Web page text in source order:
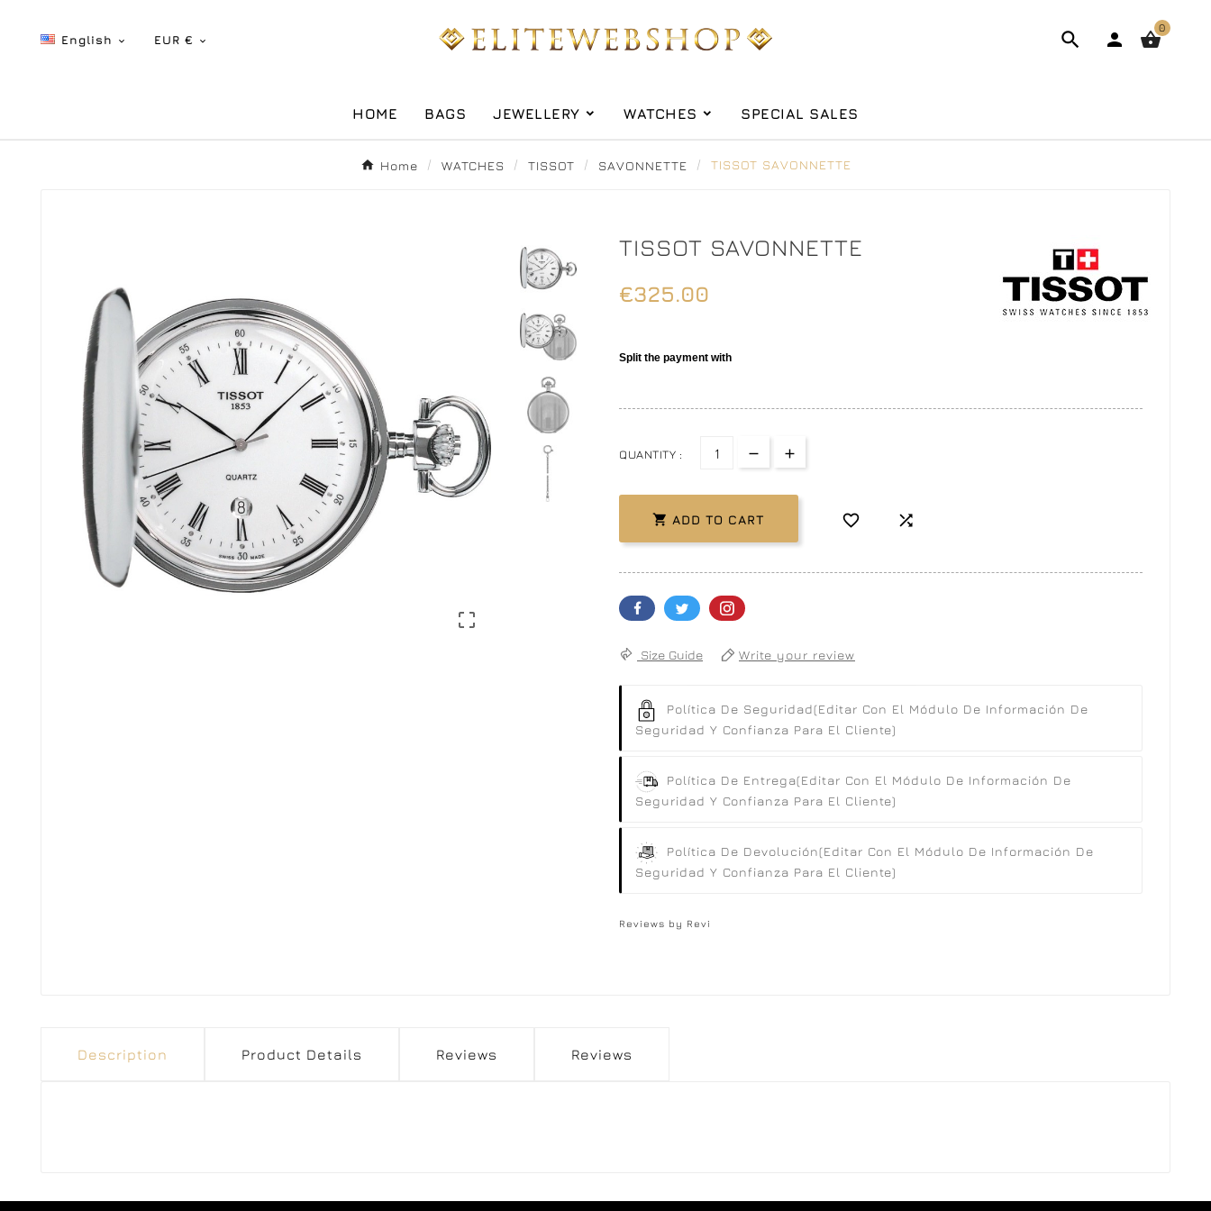
English  EUR €    
0
HOME BAGS JEWELLERY WATCHES SPECIAL SALES
Home WATCHES TISSOT SAVONNETTE TISSOT SAVONNETTE

TISSOT SAVONNETTE
€325.00
QUANTITY :
 ADD TO CART  
Size Guide Write your review
Política De Seguridad(editar Con El Módulo De Información De
Seguridad Y Confianza Para El Cliente)
Política De Entrega(editar Con El Módulo De Información De
Seguridad Y Confianza Para El Cliente)
Política De Devolución(editar Con El Módulo De Información De
Seguridad Y Confianza Para El Cliente)
Reviews by Revi
Description Product Details Reviews Reviews